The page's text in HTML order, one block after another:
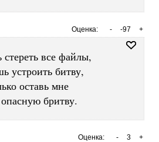
Оценка: +
-97
-
все файлы,
устроить битву,
оставь мне
бритву.
Оценка: +
3
-